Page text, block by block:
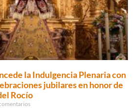
la Indulgencia Plenaria con
jubilares en honor de
Rocío